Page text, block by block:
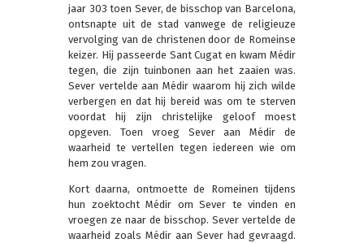
jaar 303 toen Sever, de bisschop van Barcelona,
ontsnapte uit de stad vanwege de religieuze
vervolging van de christenen door de Romeinse
keizer. Hij passeerde Sant Cugat en kwam Médir
tegen, die zijn tuinbonen aan het zaaien was.
Sever vertelde aan Médir waarom hij zich wilde
verbergen en dat hij bereid was om te sterven
voordat hij zijn christelijke geloof moest
opgeven. Toen vroeg Sever aan Médir de
waarheid te vertellen tegen iedereen wie om
hem zou vragen.
Kort daarna, ontmoette de Romeinen tijdens
hun zoektocht Médir om Sever te vinden en
vroegen ze naar de bisschop. Sever vertelde de
waarheid zoals Médir aan Sever had gevraagd.